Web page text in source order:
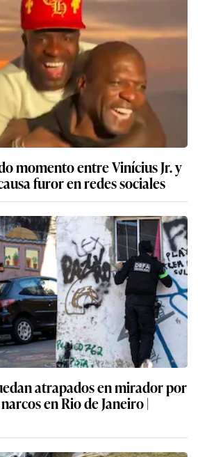
momento entre Vinícius Jr. y
furor en redes sociales
atrapados en mirador por
en Rio de Janeiro |